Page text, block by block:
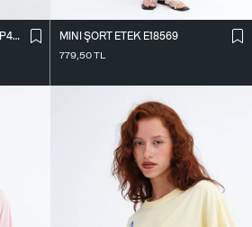
KISA KOLLU BASIC T-SHIRT P4368-1
MINI ŞORT ETEK E18569
779,50TL